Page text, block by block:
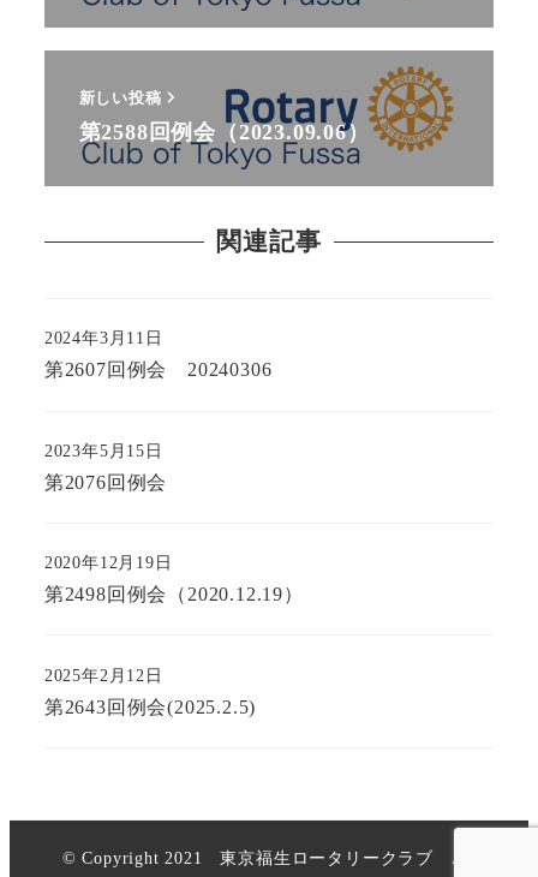
新しい投稿
第2588回例会（2023.09.06）
関連記事
第2607回例会 20240306
2024年3月11日
第2076回例会
2023年5月15日
第2498回例会（2020.12.19）
2020年12月19日
第2643回例会(2025.2.5)
2025年2月12日
© Copyright 2021 東京福生ロータリークラブ All